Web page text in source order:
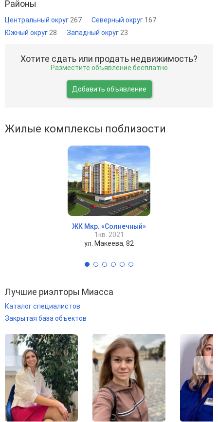
Районы
Центральный округ 267 Северный округ 167
Южный округ 28 Западный округ 23
Хотите сдать или продать недвижимость?
Разместите объявление бесплатно
Добавить объявление
Жилые комплексы поблизости
ЖК Мкр. «Солнечный»
1кв. 2021
ул. Макеева, 82
Лучшие риэлторы Миасса
Каталог специалистов
Закрытая база объектов